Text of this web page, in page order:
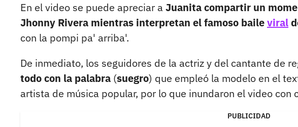
En el video se puede apreciar a Juanita compartir un
Jhonny Rivera mientras interpretan el famoso baileviral
con la pompi pa' arriba'.
De inmediato, los seguidores de la actriz y del cantante de
todo con la palabra (suegro) que empleó la modelo en el
artista de música popular, por lo que inundaron el video con
PUBLICIDAD